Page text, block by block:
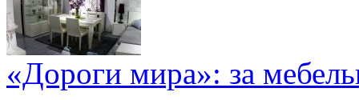
«Дороги мира»: за